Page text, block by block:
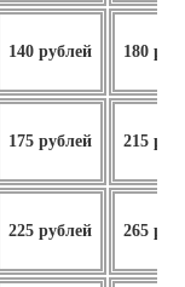
140 рублей 180
175 рублей 215
225 рублей 265